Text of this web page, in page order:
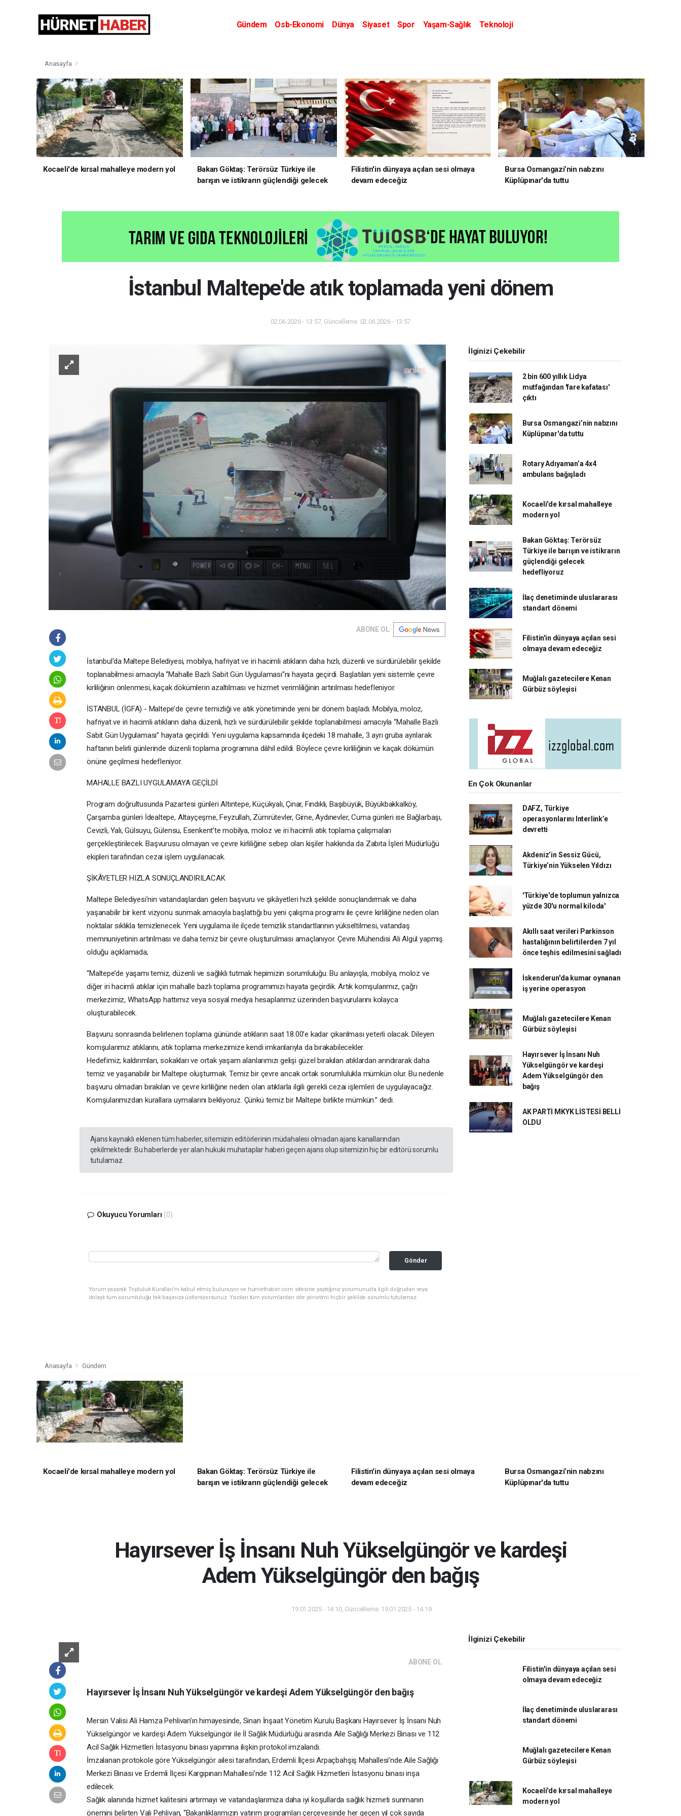
Gündem Osb-Ekonomi Dünya Siyaset Spor Yaşam-Sağlık
Teknoloji
Anasayfa
Kocaeli'de kırsal mahalleye modern yol
Bakan Göktaş: Terörsüz Türkiye ile
barışın ve istikrarın güçlendiği gelecek
Filistin'in dünyaya açılan sesi olmaya
devam edeceğiz
Bursa Osmangazi’nin nabzını
Küplüpınar'da tuttu
İstanbul Maltepe'de atık toplamada yeni dönem
02.06.2026 - 13:57, Güncelleme: 02.06.2026 - 13:57
ABONE OL
İstanbul'da Maltepe Belediyesi, mobilya, hafriyat ve iri hacimli atıkların daha hızlı, düzenli ve sürdürülebilir şekilde
toplanabilmesi amacıyla “Mahalle Bazlı Sabit Gün Uygulaması”nı hayata geçirdi. Başlatılan yeni sistemle çevre
kirliliğinin önlenmesi, kaçak dökümlerin azaltılması ve hizmet verimliliğinin artırılması hedefleniyor.
İSTANBUL (İGFA) - Maltepe’de çevre temizliği ve atık yönetiminde yeni bir dönem başladı. Mobilya, moloz,
hafriyat ve iri hacimli atıkların daha düzenli, hızlı ve sürdürülebilir şekilde toplanabilmesi amacıyla “Mahalle Bazlı
Sabit Gün Uygulaması” hayata geçirildi. Yeni uygulama kapsamında ilçedeki 18 mahalle, 3 ayrı gruba ayrılarak
haftanın belirli günlerinde düzenli toplama programına dâhil edildi. Böylece çevre kirliliğinin ve kaçak dökümün
önüne geçilmesi hedefleniyor.
MAHALLE BAZLI UYGULAMAYA GEÇİLDİ
Program doğrultusunda Pazartesi günleri Altıntepe, Küçükyalı, Çınar, Fındıklı, Başıbüyük, Büyükbakkalköy,
Çarşamba günleri İdealtepe, Altayçeşme, Feyzullah, Zümrütevler, Girne, Aydınevler, Cuma günleri ise Bağlarbaşı,
Cevizli, Yalı, Gülsuyu, Gülensu, Esenkent’te mobilya, moloz ve iri hacimli atık toplama çalışmaları
gerçekleştirilecek. Başvurusu olmayan ve çevre kirliliğine sebep olan kişiler hakkında da Zabıta İşleri Müdürlüğü
ekipleri tarafından cezai işlem uygulanacak.
ŞİKÂYETLER HIZLA SONUÇLANDIRILACAK
Maltepe Belediyesi’nin vatandaşlardan gelen başvuru ve şikâyetleri hızlı şekilde sonuçlandırmak ve daha
yaşanabilir bir kent vizyonu sunmak amacıyla başlattığı bu yeni çalışma programı ile çevre kirliliğine neden olan
noktalar sıklıkla temizlenecek. Yeni uygulama ile ilçede temizlik standartlarının yükseltilmesi, vatandaş
memnuniyetinin artırılması ve daha temiz bir çevre oluşturulması amaçlanıyor. Çevre Mühendisi Ali Algül yapmış
olduğu açıklamada;
“Maltepe’de yaşamı temiz, düzenli ve sağlıklı tutmak hepimizin sorumluluğu. Bu anlayışla, mobilya, moloz ve
diğer iri hacimli atıklar için mahalle bazlı toplama programımızı hayata geçirdik. Artık komşularımız, çağrı
merkezimiz, WhatsApp hattımız veya sosyal medya hesaplarımız üzerinden başvurularını kolayca
oluşturabilecek.
Başvuru sonrasında belirlenen toplama gününde atıkların saat 18.00’e kadar çıkarılması yeterli olacak. Dileyen
komşularımız atıklarını, atık toplama merkezimize kendi imkanlarıyla da bırakabilecekler.
Hedefimiz; kaldırımları, sokakları ve ortak yaşam alanlarımızı gelişi güzel bırakılan atıklardan arındırarak daha
temiz ve yaşanabilir bir Maltepe oluşturmak. Temiz bir çevre ancak ortak sorumlulukla mümkün olur. Bu nedenle
başvuru olmadan bırakılan ve çevre kirliliğine neden olan atıklarla ilgili gerekli cezai işlemleri de uygulayacağız.
Komşularımızdan kurallara uymalarını bekliyoruz. Çünkü temiz bir Maltepe birlikte mümkün.” dedi.
Ajans kaynaklı eklenen tüm haberler, sitemizin editörlerinin müdahalesi olmadan ajans kanallarından
çekilmektedir. Bu haberlerde yer alan hukuki muhataplar haberi geçen ajans olup sitemizin hiç bir editörü sorumlu
tutulamaz.
Okuyucu Yorumları (0)
Gönder
Yorum yazarak Topluluk Kuralları’nı kabul etmiş bulunuyor ve hurnethaber.com sitesine yaptığınız yorumunuzla ilgili doğrudan veya
dolaylı tüm sorumluluğu tek başınıza üstleniyorsunuz. Yazılan tüm yorumlardan site yönetimi hiçbir şekilde sorumlu tutulamaz.
İlginizi Çekebilir
2 bin 600 yıllık Lidya
mutfağından 'fare kafatası'
çıktı
Bursa Osmangazi’nin nabzını
Küplüpınar'da tuttu
Rotary Adıyaman’a 4x4
ambulans bağışladı
Kocaeli'de kırsal mahalleye
modern yol
Bakan Göktaş: Terörsüz
Türkiye ile barışın ve istikrarın
güçlendiği gelecek
hedefliyoruz
İlaç denetiminde uluslararası
standart dönemi
Filistin'in dünyaya açılan sesi
olmaya devam edeceğiz
Muğlalı gazetecilere Kenan
Gürbüz söyleşisi
En Çok Okunanlar
DAFZ, Türkiye
operasyonlarını Interlink’e
devretti
Akdeniz’in Sessiz Gücü,
Türkiye’nin Yükselen Yıldızı
'Türkiye'de toplumun yalnızca
yüzde 30'u normal kiloda'
Akıllı saat verileri Parkinson
hastalığının belirtilerden 7 yıl
önce teşhis edilmesini sağladı
İskenderun'da kumar oynanan
iş yerine operasyon
Muğlalı gazetecilere Kenan
Gürbüz söyleşisi
Hayırsever İş İnsanı Nuh
Yükselgüngör ve kardeşi
Adem Yükselgüngör den
bağış
AK PARTİ MKYK LİSTESİ BELLİ
OLDU
Anasayfa Gündem
Kocaeli'de kırsal mahalleye modern yol
Bakan Göktaş: Terörsüz Türkiye ile
barışın ve istikrarın güçlendiği gelecek
Filistin'in dünyaya açılan sesi olmaya
devam edeceğiz
Bursa Osmangazi’nin nabzını
Küplüpınar'da tuttu
Hayırsever İş İnsanı Nuh Yükselgüngör ve kardeşi
Adem Yükselgüngör den bağış
19.01.2025 - 14:10, Güncelleme: 19.01.2025 - 14:19
ABONE OL
Hayırsever İş İnsanı Nuh Yükselgüngör ve kardeşi Adem Yükselgüngör den bağış
Mersin Valisi Ali Hamza Pehlivan’ın himayesinde, Sinan İnşaat Yönetim Kurulu Başkanı Hayırsever İş İnsanı Nuh
Yükselgüngör ve kardeşi Adem Yükselgüngör ile İl Sağlık Müdürlüğü arasında Aile Sağlığı Merkezi Binası ve 112
Acil Sağlık Hizmetleri İstasyonu binası yapımına ilişkin protokol imzalandı.
İmzalanan protokole göre Yükselgüngör ailesi tarafından, Erdemli İlçesi Arpaçbahşiş Mahallesi’nde Aile Sağlığı
Merkezi Binası ve Erdemli İlçesi Kargıpınarı Mahallesi’nde 112 Acil Sağlık Hizmetleri İstasyonu binası inşa
edilecek.
Sağlık alanında hizmet kalitesini artırmayı ve vatandaşlarımıza daha iyi koşullarda sağlık hizmeti sunmanın
önemini belirten Vali Pehlivan, ‘‘Bakanlıklarımızın yatırım programları çerçevesinde her geçen yıl çok sayıda
İlginizi Çekebilir
Filistin'in dünyaya açılan sesi
olmaya devam edeceğiz
İlaç denetiminde uluslararası
standart dönemi
Muğlalı gazetecilere Kenan
Gürbüz söyleşisi
Kocaeli'de kırsal mahalleye
modern yol